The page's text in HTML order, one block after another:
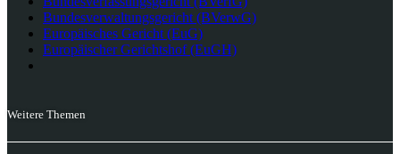
Bundesverwaltungsgericht (BVerwG)
Europäisches Gericht (EuG)
Europäischer Gerichtshof (EuGH)
Weitere Themen